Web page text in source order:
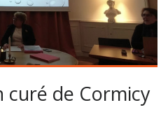
curé de Cormicy